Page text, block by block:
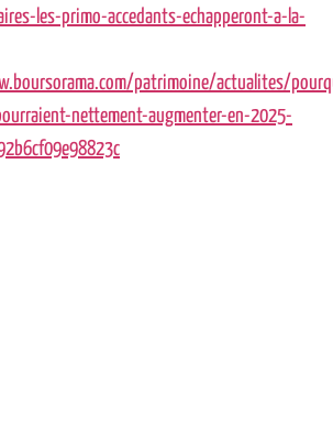
les-primo-accedants-echapperont-a-la-
patrimoine/actualites/
nettement-augmenter-en-2025-